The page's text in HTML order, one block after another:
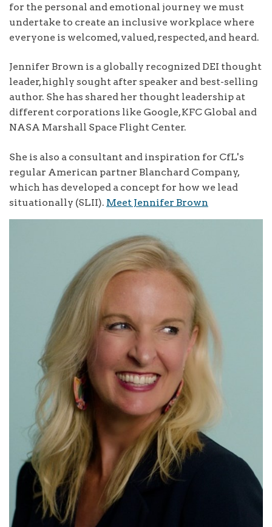
for the personal and emotional journey we must
undertake to create an inclusive workplace where
everyone is welcomed, valued, respected, and heard.
Jennifer Brown is a globally recognized DEI thought
leader, highly sought after speaker and best-selling
author. She has shared her thought leadership at
different corporations like Google, KFC Global and
NASA Marshall Space Flight Center.
She is also a consultant and inspiration for CfL's
regular American partner Blanchard Company,
which has developed a concept for how we lead
situationally (SLII). Meet Jennifer Brown